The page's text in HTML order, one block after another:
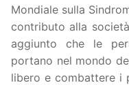
Mondiale sulla
contributo alla
aggiunto che le
portano nel mondo
libero e combattere i